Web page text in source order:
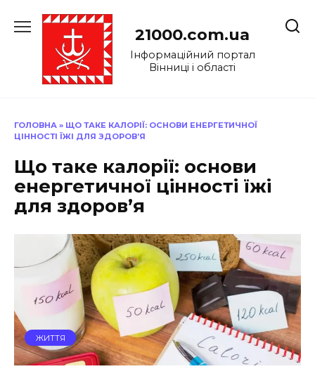
до
21000.com.ua
Інформаційний портал
Вінниці і області
ГОЛОВНА » ЩО ТАКЕ КАЛОРІЇ: ОСНОВИ ЕНЕРГЕТИЧНОЇ
ЦІННОСТІ ЇЖІ ДЛЯ ЗДОРОВ’Я
Що таке калорії: основи
енергетичної цінності їжі
для здоров’я
ЖИТТЯ